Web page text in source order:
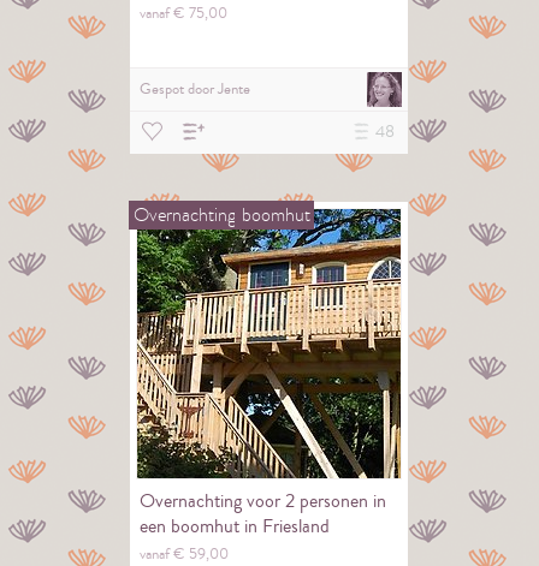
vanaf €75,00
Gespot doorJente
48
Overnachting boomhut
Overnachting voor 2 personen in
een boomhut in Friesland
vanaf € 59,00